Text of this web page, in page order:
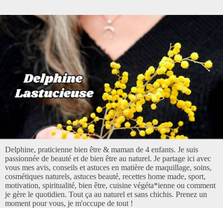
Delphine, praticienne bien être & maman de 4 enfants. Je suis
passionnée de beauté et de bien être au naturel. Je partage ici avec
vous mes avis, conseils et astuces en matière de maquillage, soins,
cosmétiques naturels, astuces beauté, recettes home made, sport,
motivation, spiritualité, bien être, cuisine végéta*ienne ou comment
je gère le quotidien. Tout ça au naturel et sans chichis. Prenez un
moment pour vous, je m'occupe de tout !